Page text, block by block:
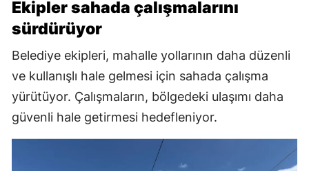
Ekipler sahada çalışmalarını
sürdürüyor
Belediye ekipleri, mahalle yollarının daha düzenli
ve kullanışlı hale gelmesi için sahada çalışma
yürütüyor. Çalışmaların, bölgedeki ulaşımı daha
güvenli hale getirmesi hedefleniyor.